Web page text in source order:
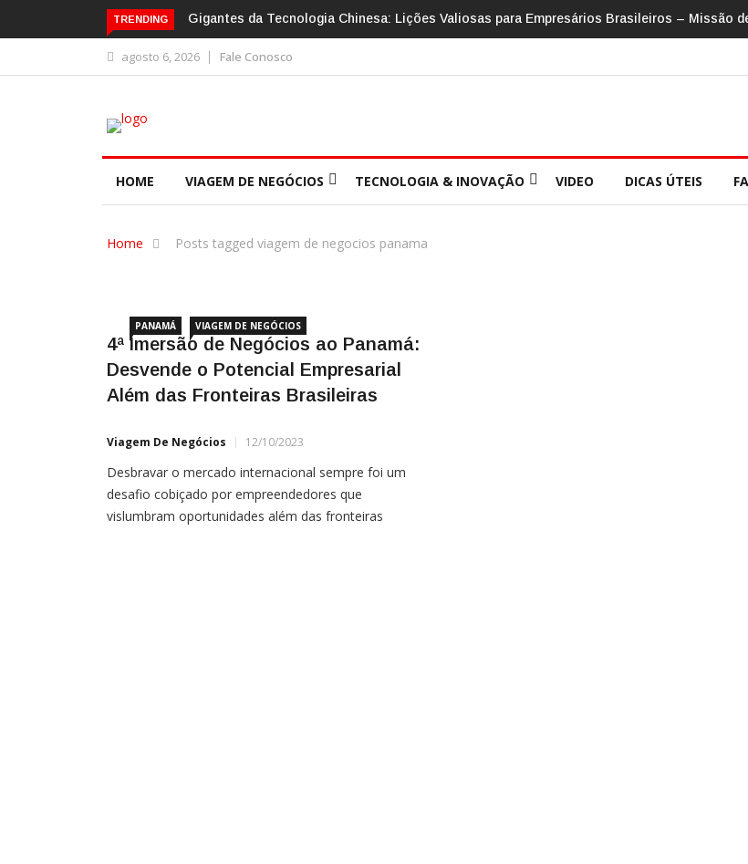
TRENDING Gigantes da Tecnologia Chinesa: Lições Valiosas para Empresários Brasileiros – Missão
agosto 6, 2026 Fale Conosco
HOME VIAGEM DE NEGÓCIOS TECNOLOGIA & INOVAÇÃO VIDEO DICAS ÚTEIS
Home Posts tagged viagem de negocios panama
PANAMÁ VIAGEM DE NEGÓCIOS
4ª Imersão de Negócios ao Panamá:
Desvende o Potencial Empresarial
Além das Fronteiras Brasileiras
Viagem De Negócios 12/10/2023
Desbravar o mercado internacional sempre foi um
desafio cobiçado por empreendedores que
vislumbram oportunidades além das fronteiras